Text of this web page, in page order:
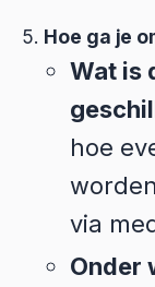
Hoe ga je
Wat is
hoe
via
Onder